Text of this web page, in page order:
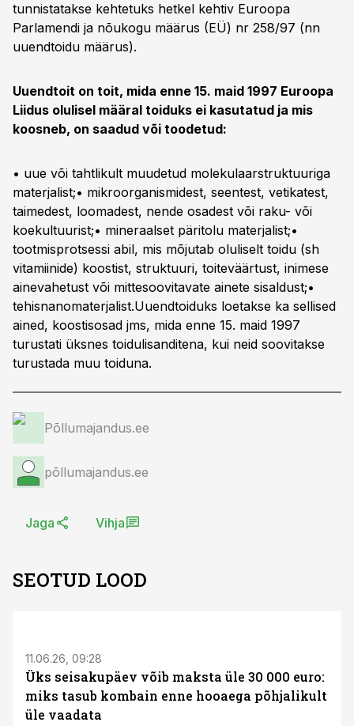
tunnistatakse kehtetuks hetkel kehtiv Euroopa
Parlamendi ja nõukogu määrus (EÜ) nr 258/97 (nn
uuendtoidu määrus).
Uuendtoit on toit, mida enne 15. maid 1997 Euroopa
Liidus olulisel määral toiduks ei kasutatud ja mis
koosneb, on saadud või toodetud:
• uue või tahtlikult muudetud molekulaarstruktuuriga
materjalist;• mikroorganismidest, seentest, vetikatest,
taimedest, loomadest, nende osadest või raku- või
koekultuurist;• mineraalset päritolu materjalist;•
tootmisprotsessi abil, mis mõjutab oluliselt toidu (sh
vitamiinide) koostist, struktuuri, toiteväärtust, inimese
ainevahetust või mittesoovitavate ainete sisaldust;•
tehisnanomaterjalist.Uuendtoiduks loetakse ka sellised
ained, koostisosad jms, mida enne 15. maid 1997
turustati üksnes toidulisanditena, kui neid soovitakse
turustada muu toiduna.
Põllumajandus.ee
põllumajandus.ee
Jaga Vihja
SEOTUD LOOD
11.06.26, 09:28
Üks seisakupäev võib maksta üle 30 000 euro:
miks tasub kombain enne hooaega põhjalikult
üle vaadata